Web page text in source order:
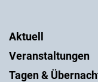
Aktuell
Veranstaltungen
Tagen &